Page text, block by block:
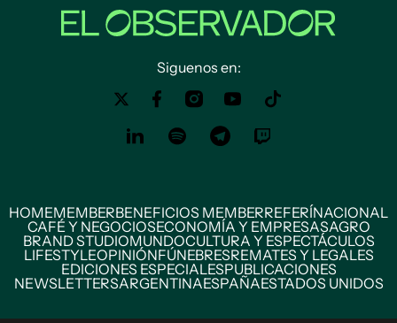
Siguenos en:
HOMEMEMBERBENEFICIOS MEMBERREFERÍNACIONAL
CAFÉ Y NEGOCIOSECONOMÍA Y EMPRESASAGRO
BRAND STUDIOMUNDOCULTURA Y ESPECTÁCULOS
LIFESTYLEOPINIÓNFÚNEBRESREMATES Y LEGALES
EDICIONES ESPECIALESPUBLICACIONES
NEWSLETTERSARGENTINAESPAÑAESTADOS UNIDOS